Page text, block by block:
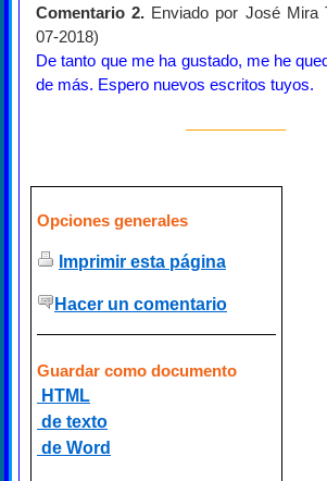
Comentario 2. Enviado por José Mira
07-2018)
De tanto que me ha gustado, me he
de más. Espero nuevos escritos tuyos.
Opciones generales
Imprimir esta página
Hacer un comentario
Guardar como documento
HTML
de texto
de Word